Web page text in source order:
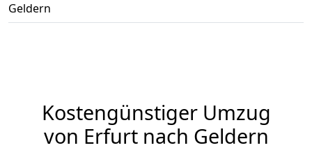
Geldern
Kostengünstiger Umzug
von Erfurt nach Geldern